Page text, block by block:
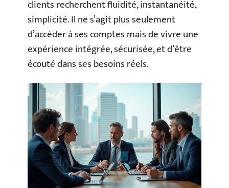
clients recherchent fluidité, instantanéité,
simplicité. Il ne s’agit plus seulement
d’accéder à ses comptes mais de vivre une
expérience intégrée, sécurisée, et d’être
écouté dans ses besoins réels.